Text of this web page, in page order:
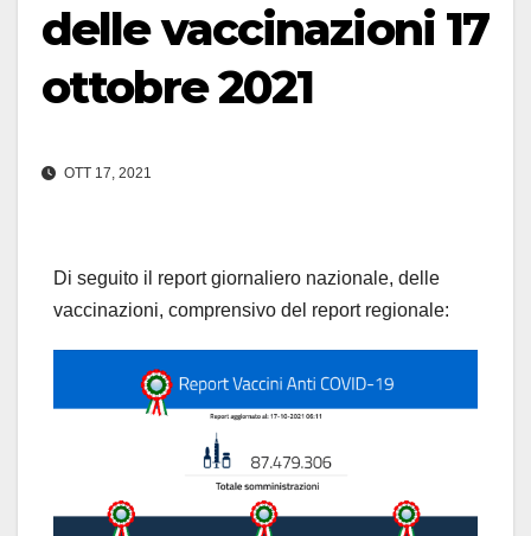
delle vaccinazioni 17
ottobre 2021
OTT 17, 2021
Di seguito il report giornaliero nazionale, delle
vaccinazioni, comprensivo del report regionale: